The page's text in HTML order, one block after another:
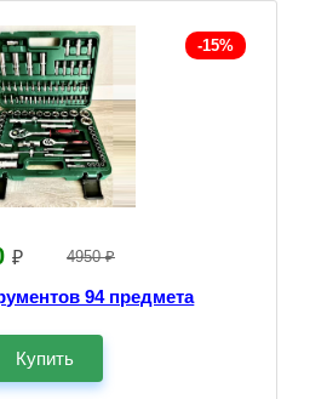
-15%
₽ 4950 ₽
94 предмета
Купить